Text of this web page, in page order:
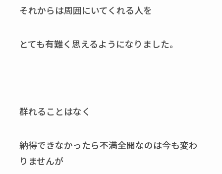
それからは周囲にいてくれる人を
とても有難く思えるようになりました。
群れることはなく
納得できなかったら不満全開なのは今も変わ
りませんが